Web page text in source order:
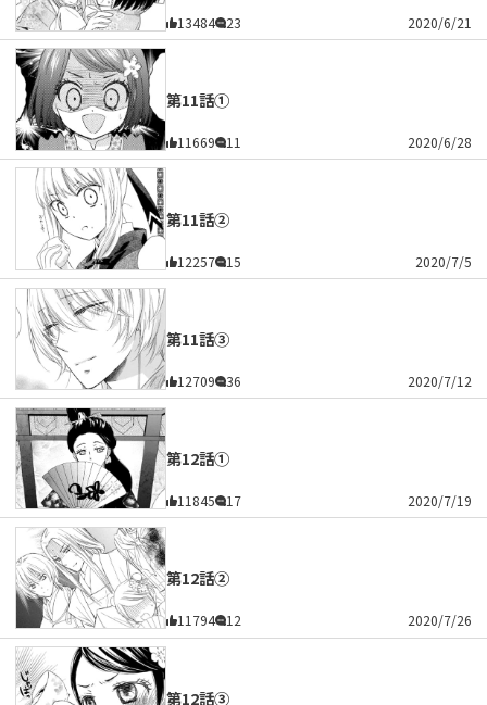
13484 23 2020/6/21
第11話①
11669 11 2020/6/28
第11話②
12257 15 2020/7/5
第11話③
12709 36 2020/7/12
第12話①
11845 17 2020/7/19
第12話②
11794 12 2020/7/26
第12話③